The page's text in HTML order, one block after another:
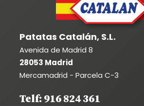
Patatas Catalán, S.L.
Avenida de Madrid 8
28053 Madrid
Mercamadrid - Parcela C-3
Telf: 916 824 361